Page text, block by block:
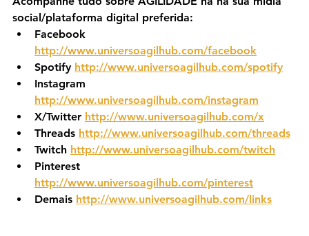
social/plataforma digital preferida:
Facebook
http://www.universoagilhub.com/facebook
Spotify http://www.universoagilhub.com/spotify
Instagram
http://www.universoagilhub.com/instagram
X/Twitter http://www.universoagilhub.com/x
Threads http://www.universoagilhub.com/threads
Twitch http://www.universoagilhub.com/twitch
Pinterest
http://www.universoagilhub.com/pinterest
Demais http://www.universoagilhub.com/links